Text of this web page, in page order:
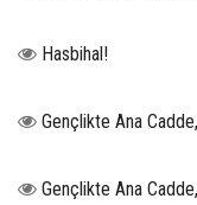
Hasbihal!
Gençlikte Ana
Gençlikte Ana